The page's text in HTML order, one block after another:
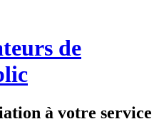
de
à votre service